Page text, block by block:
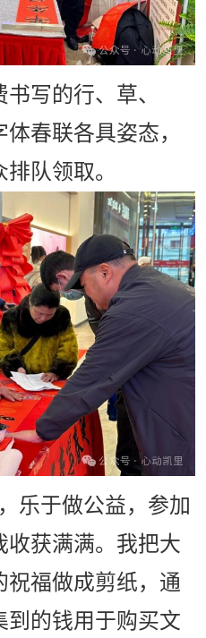
写的行、草、
春联各具姿态，
队领取。
乐于做公益，参加
收获满满。我把大
祝福做成剪纸，通
到的钱用于购买文